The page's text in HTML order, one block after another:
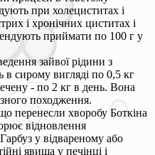
при холециститах і
і хронічних циститах і
приймати по 100 г у
зайвої рідини з
в сирому вигляді по 0,5 кг
- по 2 кг в день. Вона
походження.
перенесли хворобу Боткіна
відновлення
у відвареному або
явища у печінці і